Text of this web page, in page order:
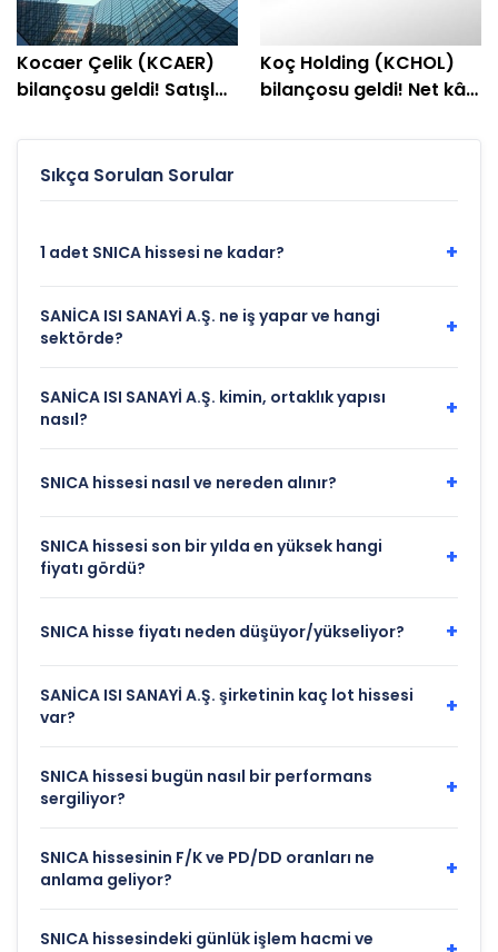
Kocaer Çelik (KCAER)
bilançosu geldi! Satışlar
Koç Holding (KCHOL)
bilançosu geldi! Net kâr
Sıkça Sorulan Sorular
1 adet SNICA hissesi ne kadar? +
SANİCA ISI SANAYİ A.Ş. ne iş yapar ve hangi
sektörde?
+
SANİCA ISI SANAYİ A.Ş. kimin, ortaklık yapısı
nasıl?
+
SNICA hissesi nasıl ve nereden alınır? +
SNICA hissesi son bir yılda en yüksek hangi
fiyatı gördü?
+
SNICA hisse fiyatı neden düşüyor/yükseliyor? +
SANİCA ISI SANAYİ A.Ş. şirketinin kaç lot hissesi
var?
+
SNICA hissesi bugün nasıl bir performans
sergiliyor?
+
SNICA hissesinin F/K ve PD/DD oranları ne
anlama geliyor?
+
SNICA hissesindeki günlük işlem hacmi ve